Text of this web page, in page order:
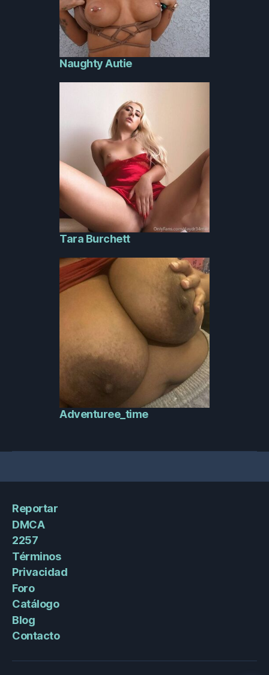
Naughty Autie
Tara Burchett
Adventuree_time
Reportar
DMCA
2257
Términos
Privacidad
Foro
Catálogo
Blog
Contacto